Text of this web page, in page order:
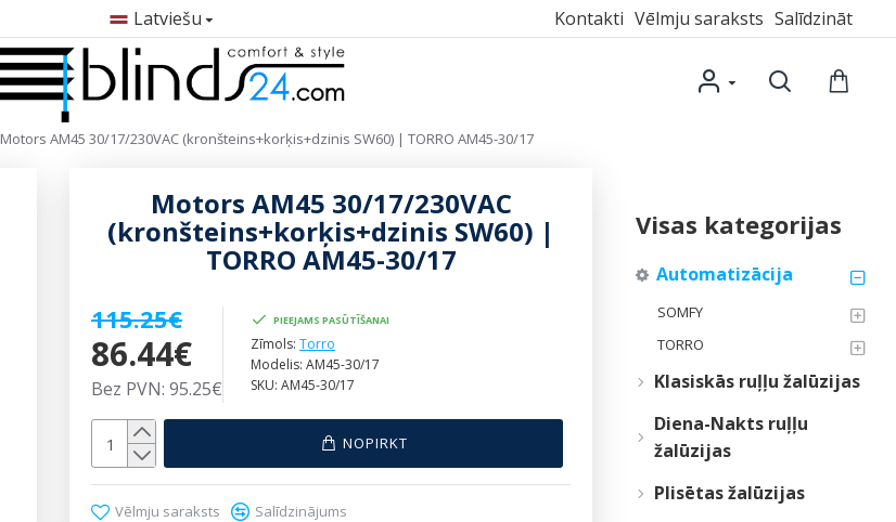
Latviešu Kontakti Vēlmju saraksts Salīdzināt
Motors AM45 30/17/230VAC (kronšteins+korķis+dzinis SW60) | TORRO AM45-30/17
Motors AM45 30/17/230VAC
(kronšteins+korķis+dzinis SW60) |
TORRO AM45-30/17
86.44€
115.25€
Bez PVN: 95.25€
PIEEJAMS PASŪTĪŠANAI
Zīmols: Torro
Modelis: AM45-30/17
SKU: AM45-30/17
NOPIRKT
Vēlmju saraksts Salīdzinājums
Visas kategorijas
Automatizācija
SOMFY
TORRO
Klasiskās ruļļu žalūzijas
Diena-Nakts ruļļu
žalūzijas
Plisētas žalūzijas